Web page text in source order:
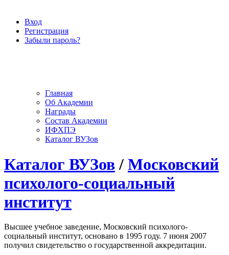
Вход
Регистрация
Забыли пароль?
Главная
Об Академии
Награды
Состав Академии
ИФХПЭ
Каталог ВУЗов
Каталог ВУЗов / Московский
психолого-социальный
институт
Высшее учебное заведение, Московский психолого-
социальный институт, основано в 1995 году. 7 июня 2007
получил свидетельство о государственной аккредитации.